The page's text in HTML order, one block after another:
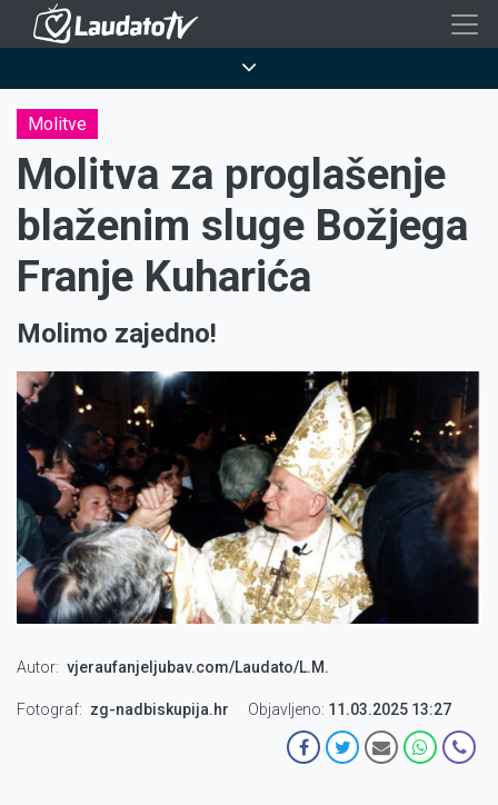
Skoči
sadržaj
Molitve
Molitva za proglašenje
blaženim sluge Božjega
Franje Kuharića
Molimo zajedno!
Autor vjeraufanjeljubav.com/Laudato/L.M.
Fotograf zg-nadbiskupija.hr Objavljeno: 11.03.2025 13:27